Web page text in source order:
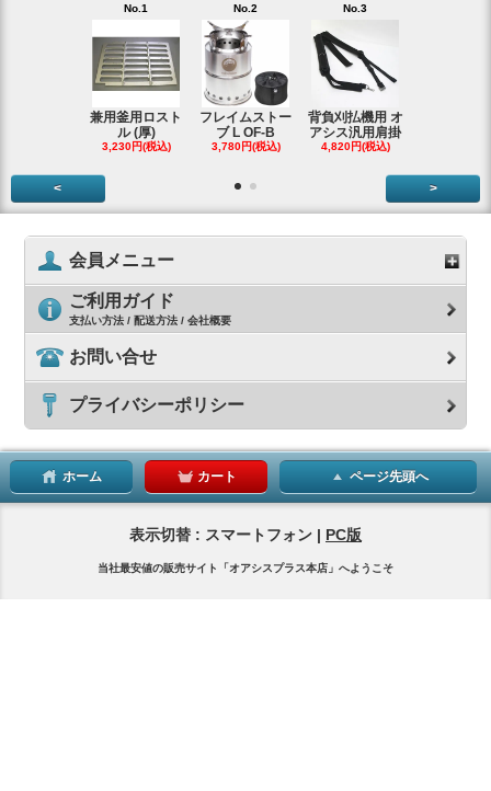
No.1
兼用釜用ロスト
ル (厚)
3,230円(税込)
No.2
フレイムストー
ブ L OF-B
3,780円(税込)
No.3
背負刈払機用 オ
アシス汎用肩掛
4,820円(税込)
< >
会員メニュー
ご利用ガイド
支払い方法 / 配送方法 / 会社概要
お問い合せ
プライバシーポリシー
ホーム カート ページ先頭へ
表示切替 : スマートフォン | PC版
当社最安値の販売サイト「オアシスプラス本店」へようこそ